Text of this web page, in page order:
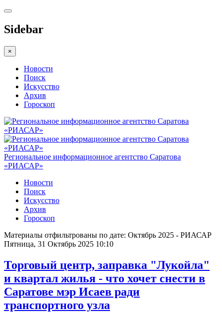
Sidebar
×
Новости
Поиск
Искусство
Архив
Гороскоп
Региональное информационное агентство Саратова
«РИАСАР»
Новости
Поиск
Искусство
Архив
Гороскоп
Материалы отфильтрованы по дате: Октябрь 2025 - РИАСАР
Пятница, 31 Октябрь 2025 10:10
Торговый центр, заправка "Лукойла"
и квартал жилья - что хочет снести в
Саратове мэр Исаев ради
транспортного узла